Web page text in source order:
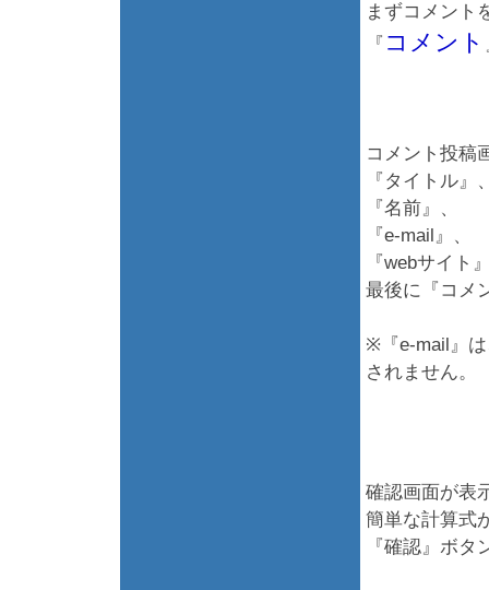
まずコメント
『 コメント
コメント投稿
『タイトル』
『名前』、
『e-mail』、
『webサイト
最後に『コメ
※『e-mail』
されません。
確認画面が表
簡単な計算式
『確認』ボ